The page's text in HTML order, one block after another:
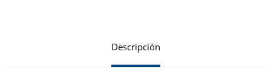
Descripción